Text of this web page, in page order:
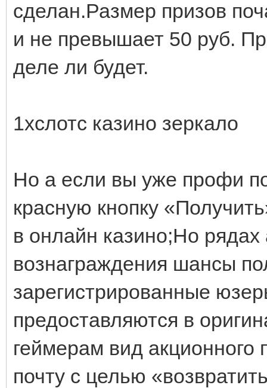
сделан.Размер призов
и не превышает 50 руб.
деле ли будет.
1хслотс казино зеркало
Но а если вы уже профи
красную кнопку
в онлайн казино;Но
вознаграждения шансы
зарегистрированные
предоставляются в
геймерам вид акционного
почту с целью